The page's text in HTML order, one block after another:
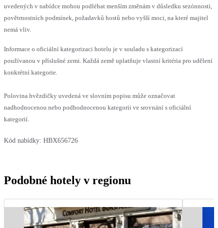
uvedených v nabídce mohou podléhat menším změnám v důsledku sezónnosti,
povětrnostních podmínek, požadavků hostů nebo vyšší moci, na které majitel
nemá vliv.
Informace o oficiální kategorizaci hotelu je v souladu s kategorizací
používanou v příslušné zemi. Každá země uplatňuje vlastní kritéria pro udělení
konkrétní kategorie.
Polovina hvězdičky uvedená ve slovním popisu může označovat
nadhodnocenou nebo podhodnocenou kategorii ve srovnání s oficiální
kategorií.
Kód nabídky: HBX656726
Podobné hotely v regionu